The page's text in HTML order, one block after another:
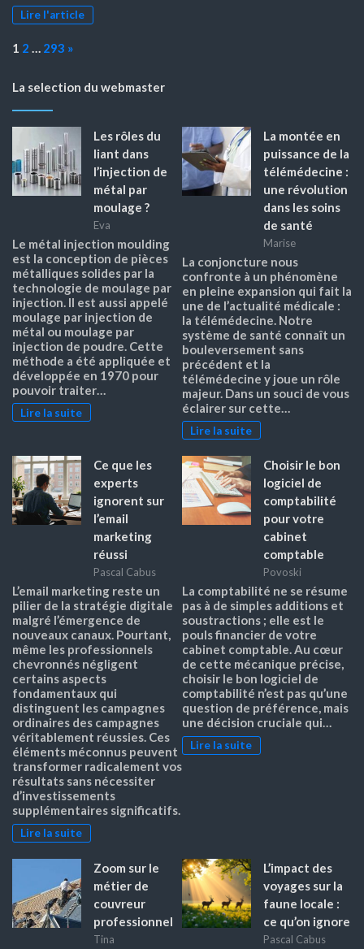
Lire l'article
Page:
1 2 … 293 Next
»
La selection du webmaster
Les rôles du
liant dans
l’injection de
métal par
moulage ?
Eva
Le métal injection moulding
est la conception de pièces
métalliques solides par la
technologie de moulage par
injection. Il est aussi appelé
moulage par injection de
métal ou moulage par
injection de poudre. Cette
méthode a été appliquée et
développée en 1970 pour
pouvoir traiter…
Lire la suite
La montée en
puissance de la
télémédecine :
une révolution
dans les soins
de santé
Marise
La conjoncture nous
confronte à un phénomène
en pleine expansion qui fait la
une de l’actualité médicale :
la télémédecine. Notre
système de santé connaît un
bouleversement sans
précédent et la
télémédecine y joue un rôle
majeur. Dans un souci de vous
éclairer sur cette…
Lire la suite
Ce que les
experts
ignorent sur
l’email
marketing
réussi
Pascal Cabus
L’email marketing reste un
pilier de la stratégie digitale
malgré l’émergence de
nouveaux canaux. Pourtant,
même les professionnels
chevronnés négligent
certains aspects
fondamentaux qui
distinguent les campagnes
ordinaires des campagnes
véritablement réussies. Ces
éléments méconnus peuvent
transformer radicalement vos
résultats sans nécessiter
d’investissements
supplémentaires significatifs.
Lire la suite
Choisir le bon
logiciel de
comptabilité
pour votre
cabinet
comptable
Povoski
La comptabilité ne se résume
pas à de simples additions et
soustractions ; elle est le
pouls financier de votre
cabinet comptable. Au cœur
de cette mécanique précise,
choisir le bon logiciel de
comptabilité n’est pas qu’une
question de préférence, mais
une décision cruciale qui…
Lire la suite
Zoom sur le
métier de
couvreur
professionnel
Tina
L’impact des
voyages sur la
faune locale :
ce qu’on ignore
Pascal Cabus